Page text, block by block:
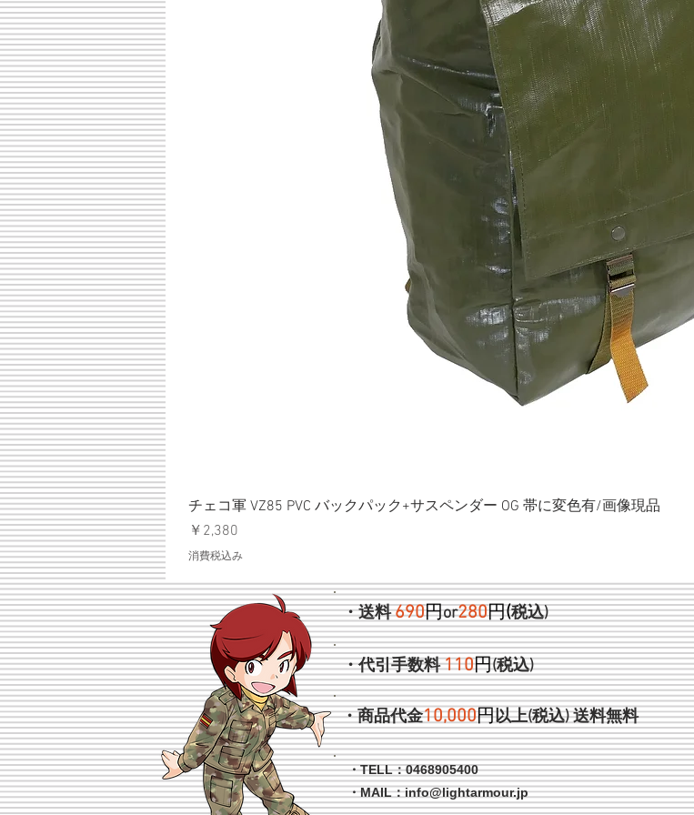
チェコ軍 VZ85 PVC バックパック+サスペンダー OG 帯に変色有/画像現品
価格
￥2,380
消費税込み
・送料690円or280円(税込)
・代引手数料110円(税込)
・商品代金10,000円以上(税込)送料無料
・TELL：0468905400
・MAIL：info@lightarmour.jp